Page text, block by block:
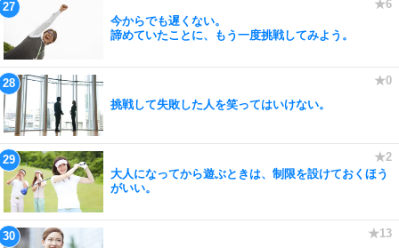
今からでも遅くない。
諦めていたことに、もう一度挑戦してみよう。
挑戦して失敗した人を笑ってはいけない。
大人になってから遊ぶときは、制限を設けておくほう
がいい。